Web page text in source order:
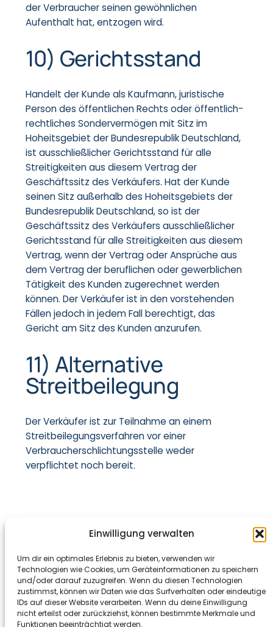
Einwilligung verwalten
Um dir ein optimales Erlebnis zu bieten, verwenden wir
Technologien wie Cookies, um Geräteinformationen zu speichern
und/oder darauf zuzugreifen. Wenn du diesen Technologien
zustimmst, können wir Daten wie das Surfverhalten oder eindeutige
IDs auf dieser Website verarbeiten. Wenn du deine Einwilligung
nicht erteilst oder zurückziehst, können bestimmte Merkmale und
Funktionen beeinträchtigt werden.
der Verbraucher seinen gewöhnlichen
Aufenthalt hat, entzogen wird.
10) Gerichtsstand
Handelt der Kunde als Kaufmann, juristische
Person des öffentlichen Rechts oder öffentlich-
rechtliches Sondervermögen mit Sitz im
Hoheitsgebiet der Bundesrepublik Deutschland,
ist ausschließlicher Gerichtsstand für alle
Streitigkeiten aus diesem Vertrag der
Geschäftssitz des Verkäufers. Hat der Kunde
seinen Sitz außerhalb des Hoheitsgebiets der
Bundesrepublik Deutschland, so ist der
Geschäftssitz des Verkäufers ausschließlicher
Gerichtsstand für alle Streitigkeiten aus diesem
Vertrag, wenn der Vertrag oder Ansprüche aus
dem Vertrag der beruflichen oder gewerblichen
Tätigkeit des Kunden zugerechnet werden
können. Der Verkäufer ist in den vorstehenden
Fällen jedoch in jedem Fall berechtigt, das
Gericht am Sitz des Kunden anzurufen.
11) Alternative
Streitbeilegung
Der Verkäufer ist zur Teilnahme an einem
Streitbeilegungsverfahren vor einer
Verbraucherschlichtungsstelle weder
verpflichtet noch bereit.
Stand: 07.11.2025, 15:05:24 Uhr
Unternehmen
Impressum